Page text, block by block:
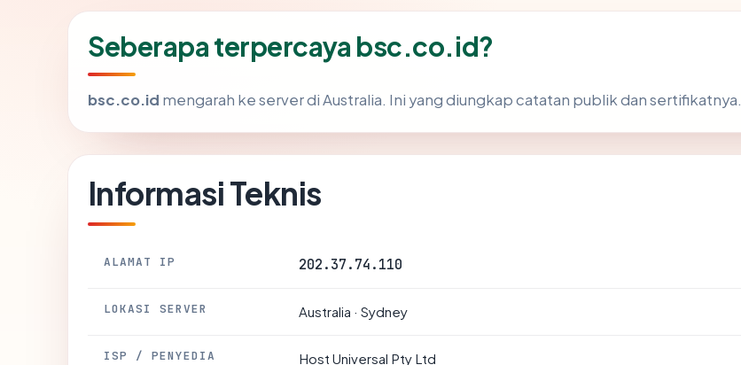
Seberapa terpercaya bsc.co.id?
bsc.co.id mengarah ke server di Australia. Ini yang diungkap catatan publik dan sertifikatnya.
Informasi Teknis
ALAMAT IP 202.37.74.110
LOKASI SERVER Australia · Sydney
ISP / PENYEDIA Host Universal Pty Ltd